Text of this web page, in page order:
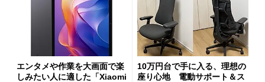
エンタメや作業を大画面で楽
しみたい人に適した「Xiaomi
10万円台で手に入る、理想の
座り心地 電動サポート＆ス